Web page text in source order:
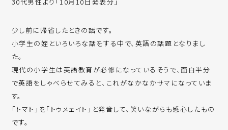
少し前に帰省したときの話です。
小学生の姪といろいろな話をする中で、英語の話題となりまし
た。
現代の小学生は英語教育が必修になっているそうで、面白半分
で英語をしゃべらせてみると、これがなかなかサマになっていま
す。
「トマト」を「トゥメェイト」と発音して、笑いながらも感心したもの
です。